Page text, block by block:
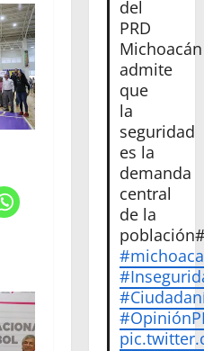
del
PRD
Michoacán
admite
que
la
seguridad
es la
demanda
central
de la